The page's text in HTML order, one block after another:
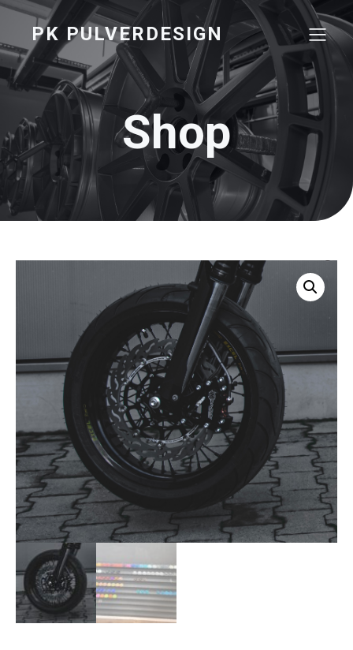
PK PULVERDESIGN
Shop